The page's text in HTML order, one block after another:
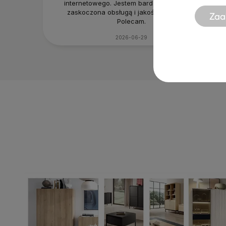
internetowego. Jestem bardzo pozytywnie
zaskoczona obsługą i jakością produktu.
Polecam.
2026-06-29